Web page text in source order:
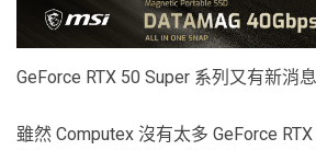
GeForce RTX 50 Super 系列又有新消
雖然 Computex 沒有太多 GeForce